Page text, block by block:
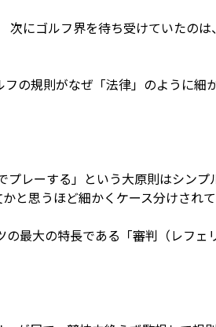
にゴルフ界を待ち受けていたの
の規則がなぜ「法律」のように細
レーする」という大原則はシンプ
と思うほど細かくケース分けされて
最大の特長である「審判（レフェ